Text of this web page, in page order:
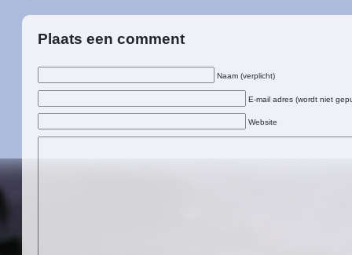
Plaats een comment
Naam (verplicht)
E-mail adres (wordt niet
Website